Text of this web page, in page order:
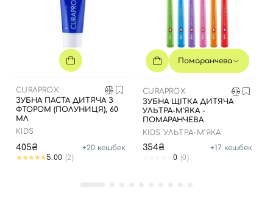
CURAPROX
ЗУБНА ПАСТА ДИТЯЧА З
ФТОРОМ (ПОЛУНИЦЯ), 60
МЛ
KIDS
405₴ +20 кешбек
5.00 (2)
Помаранчева
CURAPROX
ЗУБНА ЩІТКА ДИТЯЧА
УЛЬТРА-М'ЯКА -
ПОМАРАНЧЕВА
KIDS УЛЬТРА-М'ЯКА
354₴ +17 кешбек
0 (0)